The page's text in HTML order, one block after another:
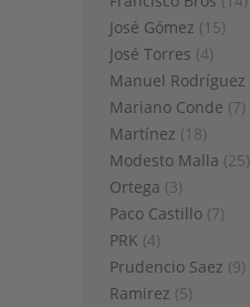
José Gómez (15)
José Torres (4)
Manuel Rodríguez
Mariano Conde (7)
Martínez (18)
Modesto Malla (25)
Ortega (3)
Paco Castillo (7)
PRK (4)
Prudencio Saez (9)
Ramirez (5)